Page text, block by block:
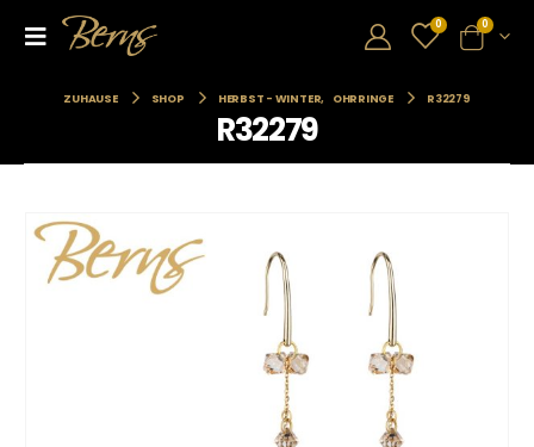
0 0
ZUHAUSE SHOP HERBST - WINTER, OHRRINGE R32279
R32279